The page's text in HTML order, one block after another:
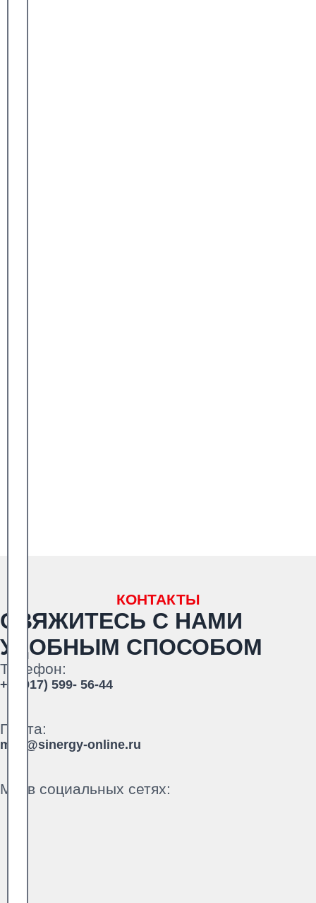
КОНТАКТЫ
СВЯЖИТЕСЬ С НАМИ
УДОБНЫМ СПОСОБОМ
Телефон:
+7 (917) 599- 56-44
Почта:
mail@sinergy-online.ru
Мы в социальных сетях: